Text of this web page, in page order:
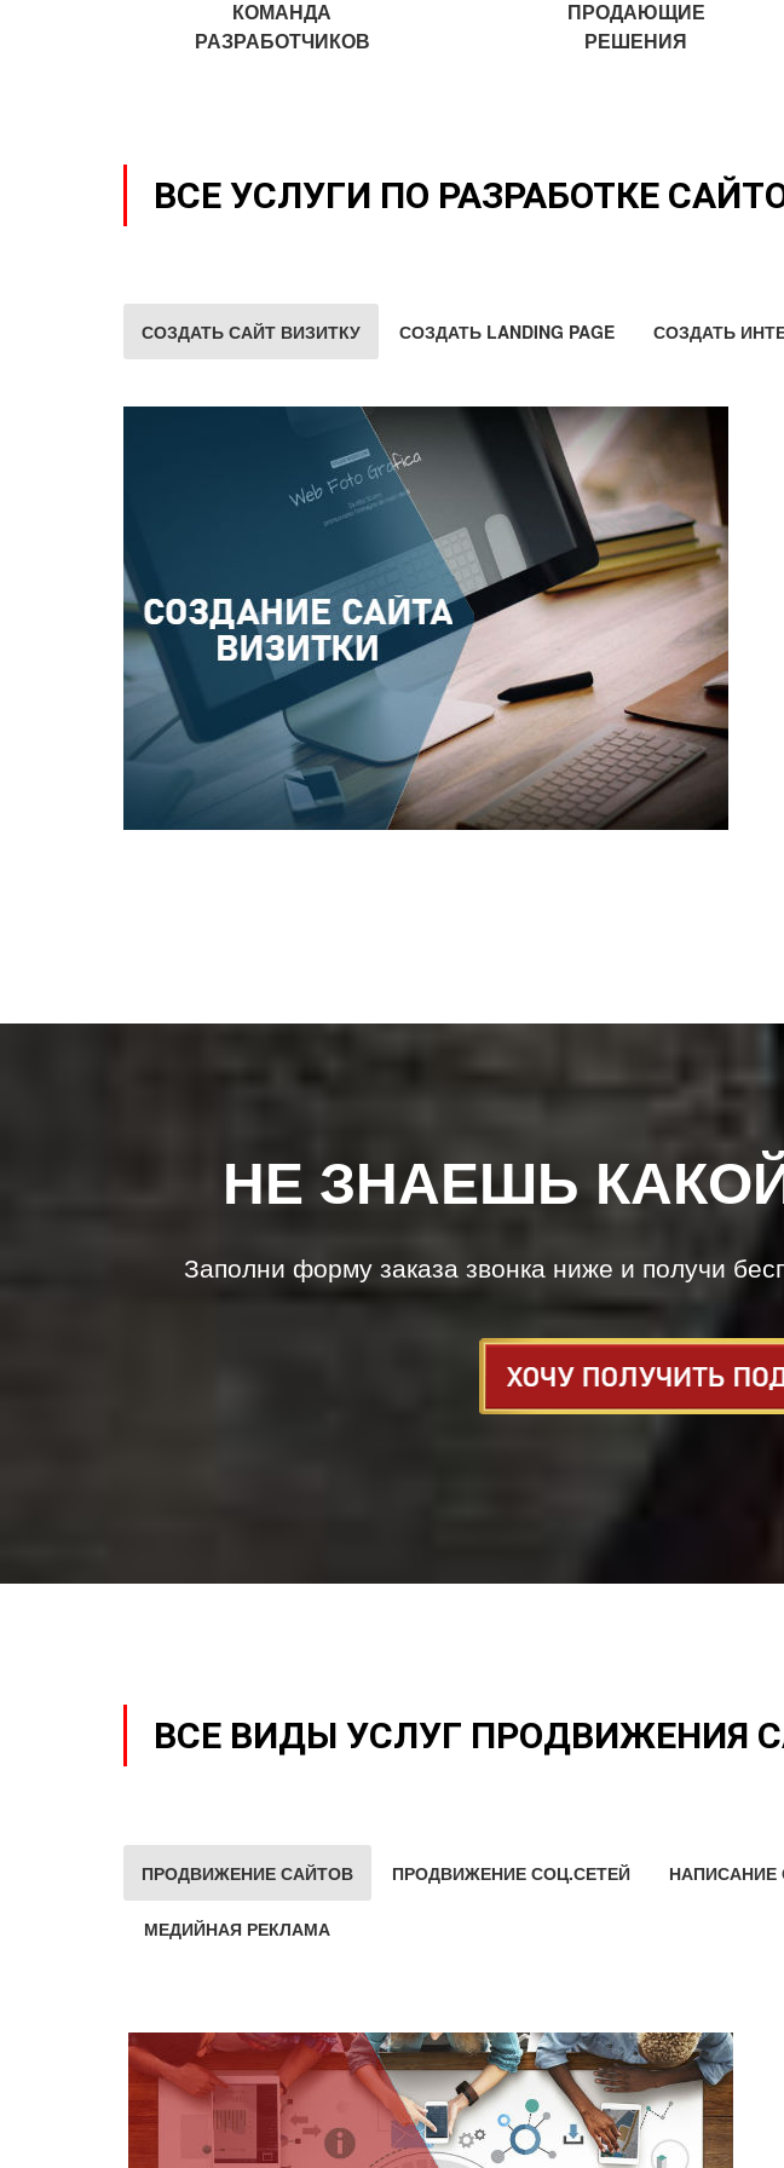
КОМАНДА
РАЗРАБОТЧИКОВ
ПРОДАЮЩИЕ
РЕШЕНИЯ
ВСЕ УСЛУГИ ПО РАЗРАБОТКЕ
СОЗДАТЬ САЙТ ВИЗИТКУ СОЗДАТЬ LANDING PAGE СОЗДАТЬ
НЕ ЗНАЕШЬ
Заполни форму заказа звонка ниже и получи
ВСЕ ВИДЫ УСЛУГ ПРОДВИЖЕНИЯ
ПРОДВИЖЕНИЕ САЙТОВ ПРОДВИЖЕНИЕ СОЦ.СЕТЕЙ
МЕДИЙНАЯ РЕКЛАМА